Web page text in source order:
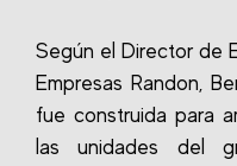
Según el Director de
Empresas Randon,
fue construida para
las unidades del